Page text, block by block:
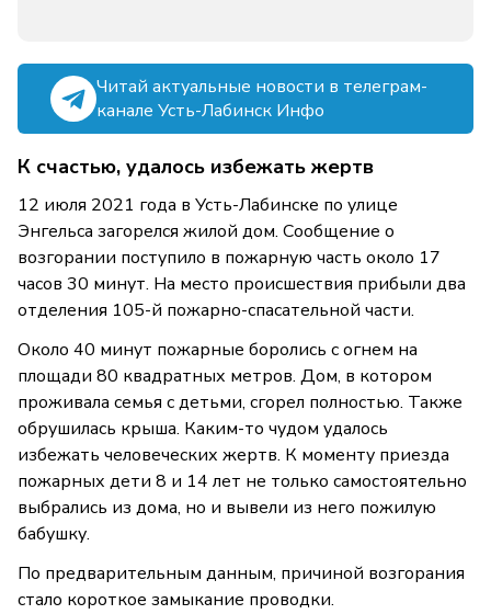
Читай актуальные новости в телеграм-
канале Усть-Лабинск Инфо
К счастью, удалось избежать жертв
12 июля 2021 года в Усть-Лабинске по улице
Энгельса загорелся жилой дом. Сообщение о
возгорании поступило в пожарную часть около 17
часов 30 минут. На место происшествия прибыли два
отделения 105-й пожарно-спасательной части.
Около 40 минут пожарные боролись с огнем на
площади 80 квадратных метров. Дом, в котором
проживала семья с детьми, сгорел полностью. Также
обрушилась крыша. Каким-то чудом удалось
избежать человеческих жертв. К моменту приезда
пожарных дети 8 и 14 лет не только самостоятельно
выбрались из дома, но и вывели из него пожилую
бабушку.
По предварительным данным, причиной возгорания
стало короткое замыкание проводки.